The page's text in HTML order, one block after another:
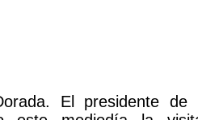
El presidente de